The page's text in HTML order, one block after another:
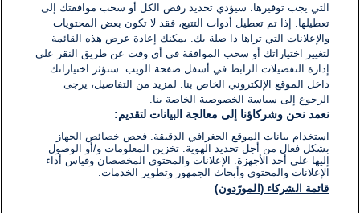
التي يجب توفيرها. سيؤدي تحديد رفض الكل أو سحب موافقتك إلى
تعطيلها. إذا تم تعطيل أدوات التتبع، فقد لا تكون بعض المحتويات
والإعلانات التي تراها ذا صلة بك. يمكنك إعادة عرض هذه القائمة
لتغيير اختياراتك أو سحب الموافقة في أي وقت عن طريق النقر على
إدارة التفضيلات الرابط في أسفل صفحة الويب. ستؤثر اختياراتك
داخل الموقع الإلكتروني الخاص بنا. لمزيد من التفاصيل، يرجى
الرجوع إلى سياسة الخصوصية الخاصة بنا.
نعمد نحن وشركاؤنا إلى معالجة البيانات لتقديم:
استخدام بيانات الموقع الجغرافي الدقيقة. فحص خصائص الجهاز
بشكل فعال من أجل تحديد الهوية. تخزين المعلومات و/أو الوصول
إليها على أحد الأجهزة. الإعلانات والمحتوى المخصصان وقياس أداء
الإعلانات والمحتوى وأبحاث الجمهور وتطوير الخدمات.
قائمة الشركاء (المورّدون)